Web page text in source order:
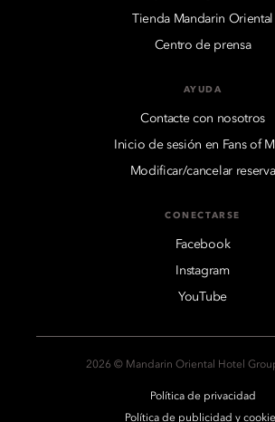
Tienda Mandarin Oriental
Centro de prensa
AYUDA
Contacte con nosotros
Inicio de sesión en Fans of
Modificar/cancelar reserva
CONECTARSE
Facebook
Instagram
YouTube
2026 © Mandarin Oriental Hotel
Política de privacidad
Política de publicidad y